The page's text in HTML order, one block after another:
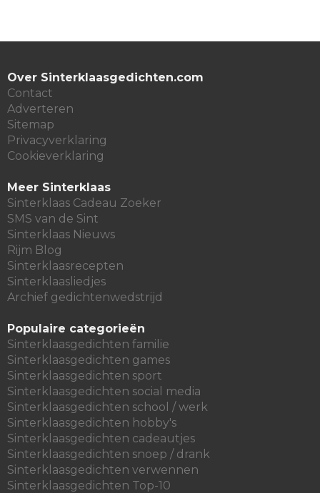
Over Sinterklaasgedichten.com
Contact
Adverteren
Sitemap
Privacyverklaring
Cookieverklaring
Meer Sinterklaas
Sinterklaas Cadeau Zoeker
SMS van de Sint
Sinterklaas Nieuws
Rijm Blog
Sinterklaasrecepten
Sinterklaasliedjes
Archief gedichtenwedstrijd
Populaire categorieën
Sinterklaasgedichten familie
Sinterklaasgedichten games
Sinterklaasgedichten sport
Sinterklaasgedichten social media
Sinterklaasgedichten school / werk
Sinterklaasgedichten hobby's
Sinterklaasgedichten cadeautjes
Sinterklaasgedichten snoep / drank
Sinterklaasgedichten verwennen
Sinterklaasgedichten Top-10